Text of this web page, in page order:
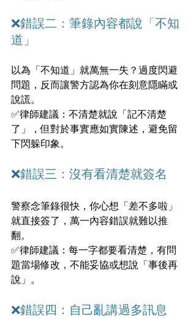
❌錯誤二：筆錄內容都說「不知
道」
以為「不知道」就萬無一失？過度閃避
問題，反而讓警方認為你在刻意隱瞞或
說謊。
✅律師建議：不清楚就說「記不清楚
了」，但對於事實應如實陳述，避免留
下閃躲印象。
❌錯誤三：沒有看清楚就簽名
警察念筆錄很快，你心想「差不多啦」
就直接簽了，萬一內容錯誤就難以推
翻。
✅律師建議：每一字都要看清楚，有問
題當場修改，不能妥協或想說「事後再
說」。
❌錯誤四：自己亂講過多訊息